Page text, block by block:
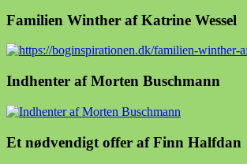
Familien Winther af Katrine Wessel
Indhenter af Morten Buschmann
Et nødvendigt offer af Finn Halfdan